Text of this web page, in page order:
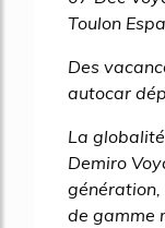
Toulon
Des
autocar
La
Demiro
de gamme